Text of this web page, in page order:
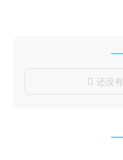
 还没